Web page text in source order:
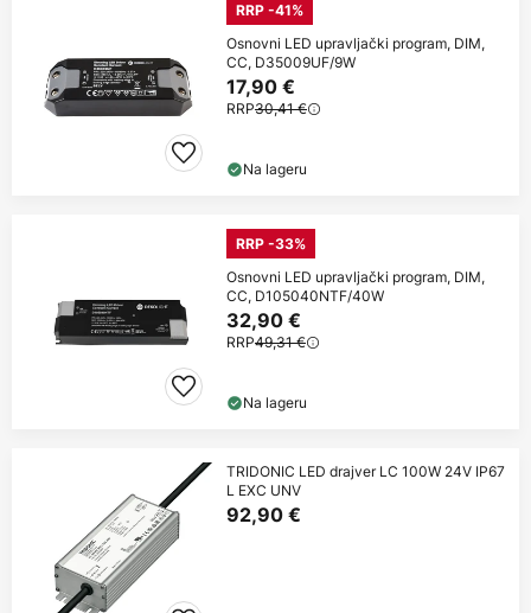
RRP -41%
Osnovni LED upravljački program, DIM,
CC, D35009UF/9W
17,90 €
RRP30,41 €
Na lageru
RRP -33%
Osnovni LED upravljački program, DIM,
CC, D105040NTF/40W
32,90 €
RRP49,31 €
Na lageru
TRIDONIC LED drajver LC 100W 24V IP67
L EXC UNV
92,90 €